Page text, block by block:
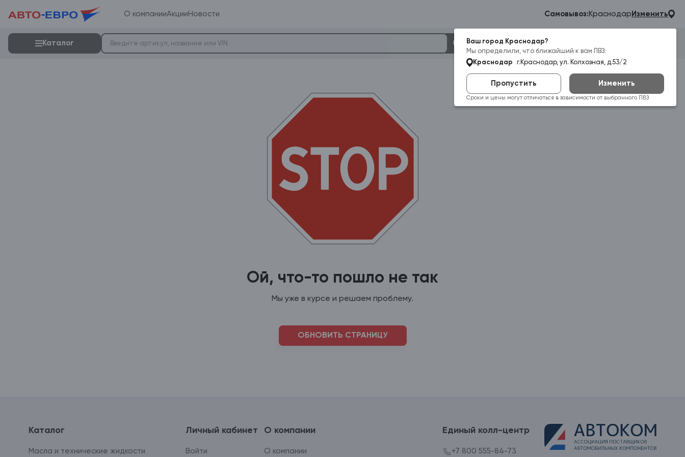
О компанииАкции Новости Самовывоз: Краснодар Изменить
Ваш город Краснодар?
Мы определили, что ближайший к вам ПВЗ:
Краснодар
г.Краснодар, ул. Колхозная, д.53/2
Пропустить Изменить
Сроки и цены могут отличаться в зависимости от выбранного ПВЗ
Каталог
Гараж
Ой, что-то пошло не так
Мы уже в курсе и решаем проблему.
ОБНОВИТЬ СТРАНИЦУ
Каталог
Масла и технические жидкости
Личный кабинет
Войти
О компании
О компании
Единый колл-центр
+7 800 555-84-73